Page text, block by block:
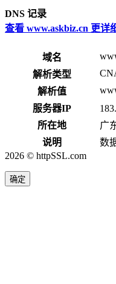
DNS 记录
查看 www.askbiz.cn 更详
域名
解析类型
解析值
服务器IP
所在地
广
说明
数
2026 © httpSSL.com
确定